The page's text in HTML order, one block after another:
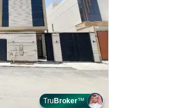
TruBroker™